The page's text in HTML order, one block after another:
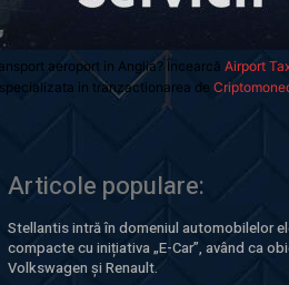
aeroport in Anglia? Încearcă Airport
in tranzactionarea de
Articole populare:
Stellantis intră în domeniul automobilelor
compacte cu inițiativa „E-Car”, având ca
Volkswagen și Renault.